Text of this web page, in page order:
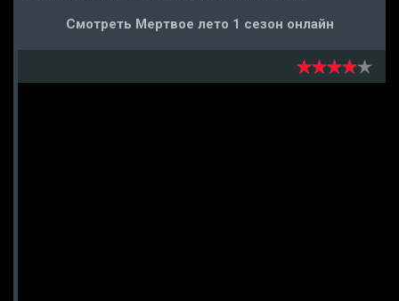
Смотреть Мертвое лето 1 сезон онлайн